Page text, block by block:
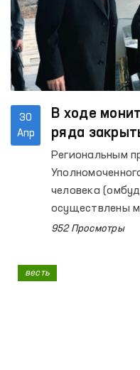
около 90
30
Апр
В ходе
ряда
Ферганской
Региональным
человека
осуществлены
Центр
определённого
952 Просмотры
весть